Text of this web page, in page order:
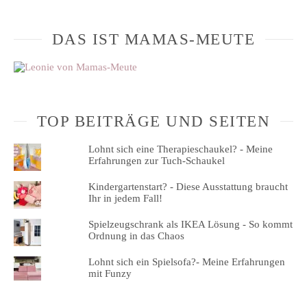
DAS IST MAMAS-MEUTE
TOP BEITRÄGE UND SEITEN
Lohnt sich eine Therapieschaukel? - Meine
Erfahrungen zur Tuch-Schaukel
Kindergartenstart? - Diese Ausstattung braucht
Ihr in jedem Fall!
Spielzeugschrank als IKEA Lösung - So kommt
Ordnung in das Chaos
Lohnt sich ein Spielsofa?- Meine Erfahrungen
mit Funzy